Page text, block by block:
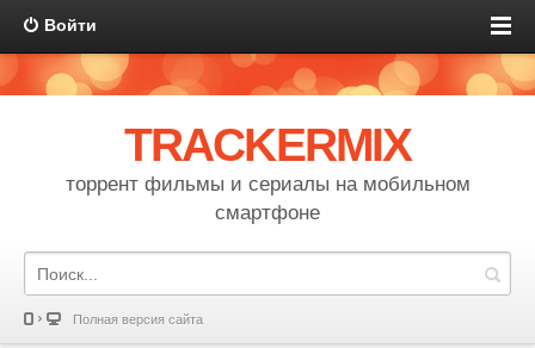
Войти
TRACKERMIX
торрент фильмы и сериалы на мобильном
смартфоне
Полная версия сайта